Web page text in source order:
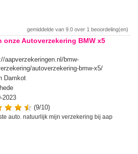
onze Autoverzekering BMW x5
aapverzekeringen.nl/bmw-
autoverzekering-bmw-x5/
Damkot
2023
(9/10)
auto. natuurlijk mijn verzekering bij aap
gemiddelde van 9.0 over 1 beoordeling(en)